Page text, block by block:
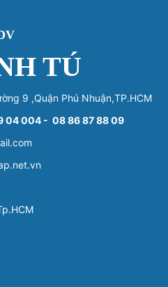
TÚ
9 ,Quận Phú Nhuận,TP.HCM
04 004 - 08 86 87 88 09